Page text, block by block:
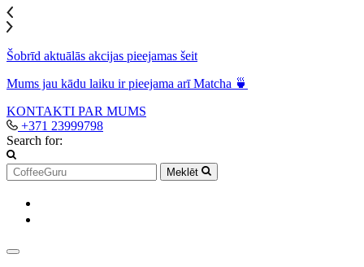
Šobrīd aktuālās akcijas pieejamas šeit
Mums jau kādu laiku ir pieejama arī Matcha 🍵
KONTAKTI PAR MUMS
+371 23999798
Search for:
Meklēt